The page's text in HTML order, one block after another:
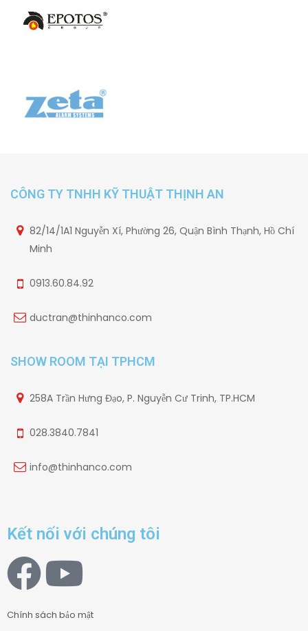
CÔNG TY TNHH KỸ THUẬT THỊNH AN
82/14/1A1 Nguyễn Xí, Phường 26, Quận Bình Thạnh, Hồ Chí
Minh
0913.60.84.92
ductran@thinhanco.com
SHOW ROOM TẠI TPHCM
258A Trần Hưng Đạo, P. Nguyễn Cư Trinh, TP.HCM
028.3840.7841
info@thinhanco.com
Kết nối với chúng tôi
Chính sách bảo mật